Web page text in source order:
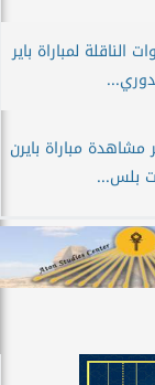
الناقلة لمباراة باير
مباراة بايرن
بلس...